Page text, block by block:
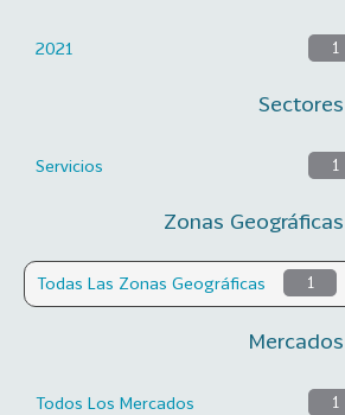
2021 1
Sectores
Servicios 1
Zonas Geográficas
Todas Las Zonas Geográficas 1
Mercados
Todos Los Mercados 1